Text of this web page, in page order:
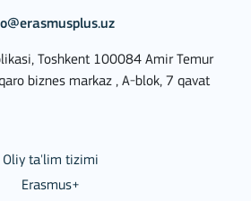
Toshkent 100084 Amir Temur
biznes markaz , A-blok, 7 qavat
Oliy ta'lim tizimi
Erasmus+